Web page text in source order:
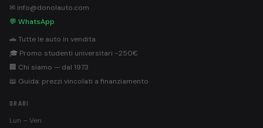
✉ info@donolauto.com
💬 WhatsApp
🚗 Tutte le auto in vendita
🎓 Promo studenti universitari −250€
🏢 Chi siamo — dal 1973
📖 Guida: prezzi vincolati a finanziamento
ORARI
Lun – Ven